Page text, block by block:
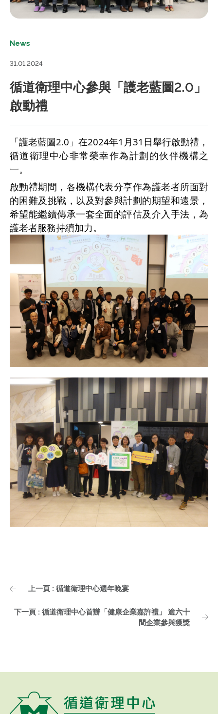
News
31.01.2024
循道衛理中心參與「護老藍圖2.0」
啟動禮
「護老藍圖2.0」在2024年1月31日舉行啟動禮，
循道衛理中心非常榮幸作為計劃的伙伴機構之
一。
啟動禮期間，各機構代表分享作為護老者所面對
的困難及挑戰，以及對參與計劃的期望和遠景，
希望能繼續傳承一套全面的評估及介入手法，為
護老者服務持續加力。
上一頁 : 循道衛理中心週年晚宴
下一頁 : 循道衛理中心首辦「健康企業嘉許禮」 逾六十
間企業參與獲獎